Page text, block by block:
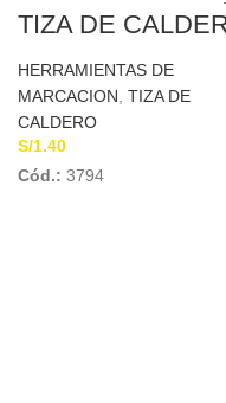
TIZA DE
HERRAMIENTAS DE
MARCACION, TIZA DE
CALDERO
S/1.40
Cód.: 3794